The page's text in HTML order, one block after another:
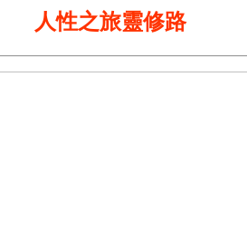
人性之旅靈修路